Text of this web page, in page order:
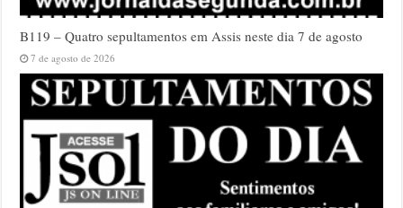
B119 – Quatro sepultamentos em Assis neste dia 7 de agosto
7 de agosto de 2026